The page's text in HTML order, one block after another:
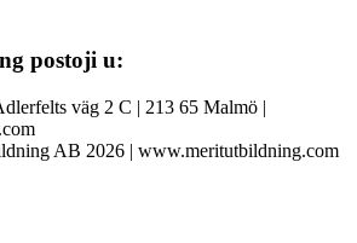
postoji u:
väg 2 C | 213 65 Malmö |
AB 2026 | www.meritutbildning.com